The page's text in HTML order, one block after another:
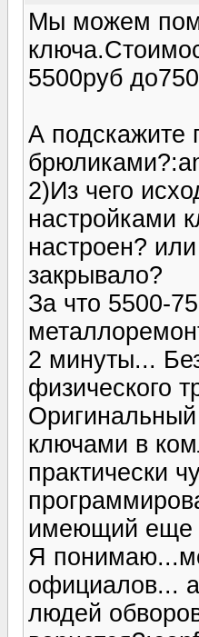
Мы можем
5500руб
А подскажите
2)Из чего
настройками
настроен?
закрывало?
За что 5500-
2 минуты...
физического
Оригинальный
ключами в
практически
имеющий еще
Я
официалов...
людей